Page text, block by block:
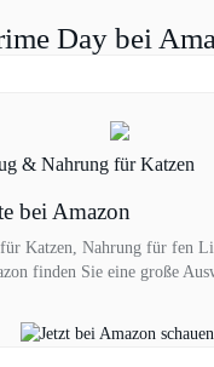
Day bei
& Nahrung für Katzen
bei Amazon
Katzen, Nahrung für fen
finden Sie eine große